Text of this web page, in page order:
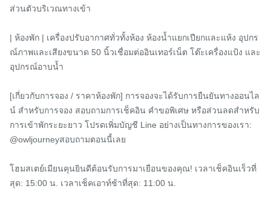
ส่วนตัวบริเวณทางเข้า
| ห้องพัก | เครื่องปรับอากาศทั่วทั้งห้อง ห้องน้ำแยกเปียกและแห้ง อุปกร
ณ์ภาพและเสียงขนาด 50 นิ้วเชื่อมต่ออินเทอร์เน็ต โต๊ะเครื่องแป้ง และ
อุปกรณ์อาบน้ำ
[เกี่ยวกับการจอง / ราคาห้องพัก] การจองจะได้รับการยืนยันทางออนไล
น์ สำหรับการจอง สอบถามการเช็คอิน คำขอพิเศษ หรือส่วนลดสำหรับ
การเข้าพักระยะยาว โปรดเพิ่มบัญชี Line อย่างเป็นทางการของเรา:
@owljourneyสอบถามตอนนี้เลย
โฮมสเตย์เมียนคุนยินดีต้อนรับการมาเยือนของคุณ! เวลาเช็คอินเร็วที่
สุด: 15:00 น. เวลาเช็คเอาท์ช้าที่สุด: 11:00 น.